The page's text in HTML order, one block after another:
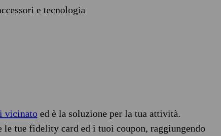
e tecnologia
vicinatoed è la soluzione per la tua attività.
tue fidelity card ed i tuoi coupon, raggiungendo